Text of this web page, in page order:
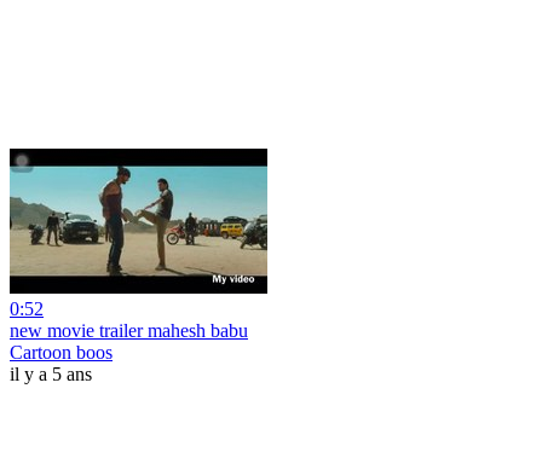
0:52
new movie trailer mahesh babu
Cartoon boos
il y a 5 ans